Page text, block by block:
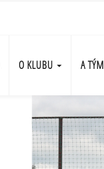
O KLUBU A TÝM